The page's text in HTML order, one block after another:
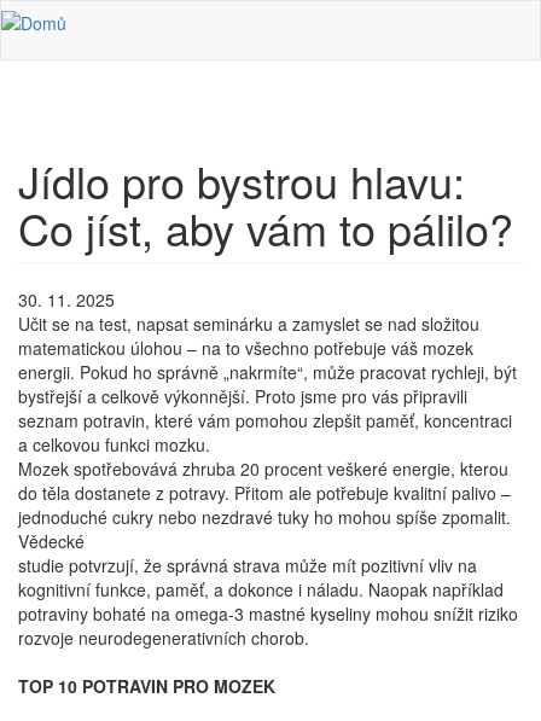
Přejít k hlavnímu obsahu
Jídlo pro bystrou hlavu:
Co jíst, aby vám to pálilo?
30. 11. 2025
Učit se na test, napsat seminárku a zamyslet se nad složitou
matematickou úlohou – na to všechno potřebuje váš mozek
energii. Pokud ho správně „nakrmíte“, může pracovat rychleji, být
bystřejší a celkově výkonnější. Proto jsme pro vás připravili
seznam potravin, které vám pomohou zlepšit paměť, koncentraci
a celkovou funkci mozku.
Mozek spotřebovává zhruba 20 procent veškeré energie, kterou
do těla dostanete z potravy. Přitom ale potřebuje kvalitní palivo –
jednoduché cukry nebo nezdravé tuky ho mohou spíše zpomalit.
Vědecké
studie potvrzují, že správná strava může mít pozitivní vliv na
kognitivní funkce, paměť, a dokonce i náladu. Naopak například
potraviny bohaté na omega-3 mastné kyseliny mohou snížit riziko
rozvoje neurodegenerativních chorob.
TOP 10 POTRAVIN PRO MOZEK